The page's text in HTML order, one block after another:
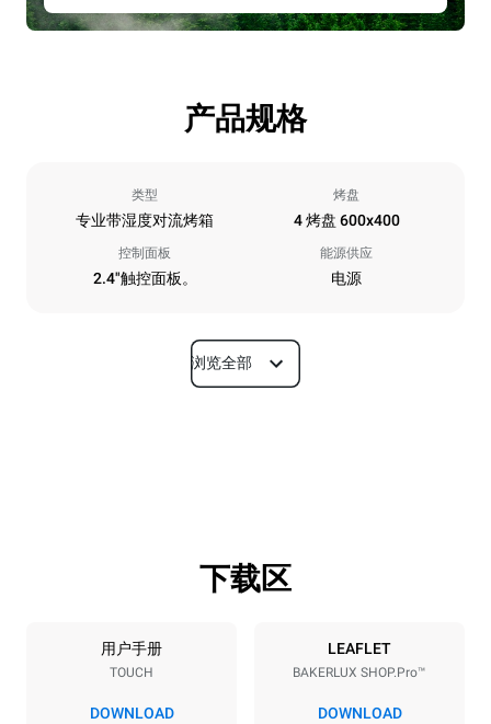
产品规格
类型
专业带湿度对流烤箱
烤盘
4 烤盘 600x400
控制面板
2.4"触控面板。
能源供应
电源
尺寸
烤盘规格
4 600x400
烤盘间距
浏览全部
下载区
用户手册
TOUCH
DOWNLOAD
LEAFLET
BAKERLUX SHOP.Pro™
DOWNLOAD